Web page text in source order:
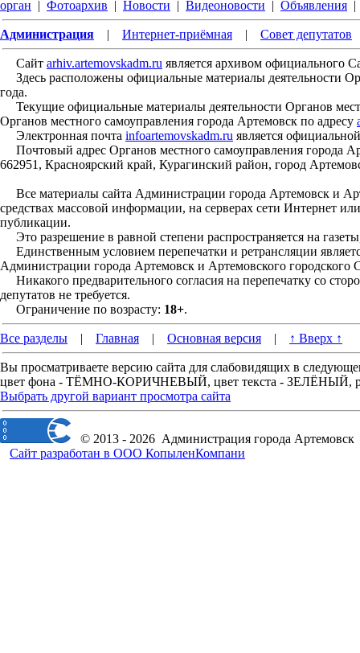
орган | Фотоархив | Новости | Видеоновости | Объявления |
Администрация | Интернет-приёмная | Совет депутатов
Сайт arhiv.artemovskadm.ru является архивом официального
Здесь расположены официальные материалы деятельности
года.
Текущие официальные материалы деятельности Органов
Органов местного самоуправления города Артемовск по адресу
Электронная почта infoartemovskadm.ru является
Почтовый адрес Органов местного самоуправления города
662951, Красноярский край, Курагинский район, город
Все материалы сайта Администрации города Артемовск и
средствах массовой информации, на серверах сети Интернет
публикации.
Это разрешение в равной степени распространяется на
Единственным условием перепечатки и ретрансляции
Администрации города Артемовск и Артемовского городского
Никакого предварительного согласия на перепечатку со
депутатов не требуется.
Ограничение по возрасту: 18+.
Все разделы | Главная | Основная версия | ↑ Вверх ↑
Вы просматриваете версию сайта для слабовидящих в
цвет фона - ТЁМНО-КОРИЧНЕВЫЙ, цвет текста - ЗЕЛЁНЫЙ,
Выбрать другой вариант просмотра сайта
© 2013 - 2026 Администрация города Артемовск
Сайт разработан в ООО КопыленКомпани